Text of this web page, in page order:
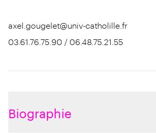
axel.gougelet@univ-catholille.fr
03.61.76.75.90 / 06.48.75.21.55
Biographie